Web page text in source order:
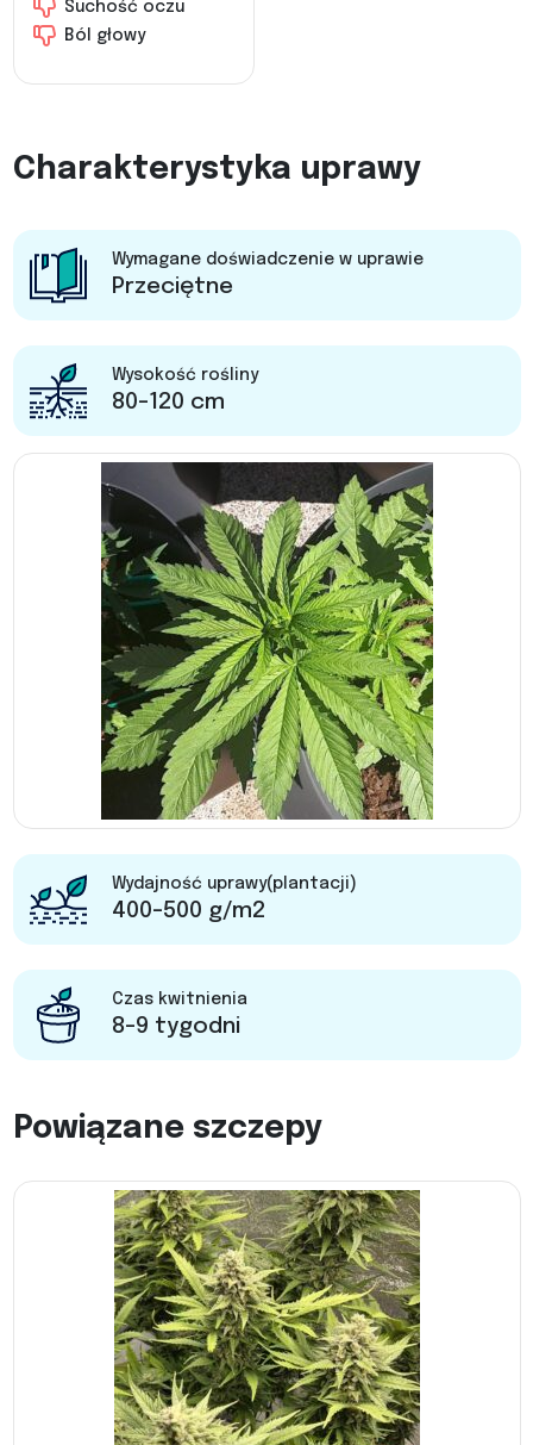
Suchość oczu
Ból głowy
Charakterystyka uprawy
Wymagane doświadczenie w uprawie
Przeciętne
Wysokość rośliny
80-120 cm
Wydajność uprawy(plantacji)
400-500 g/m2
Czas kwitnienia
8-9 tygodni
Powiązane szczepy